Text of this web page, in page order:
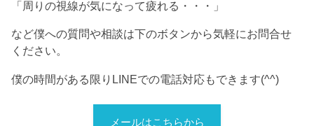
「周りの視線が気になって疲れる・・・」
など僕への質問や相談は下のボタンから気軽にお問合せ
ください。
僕の時間がある限りLINEでの電話対応もできます(^^)
メールはこちらから